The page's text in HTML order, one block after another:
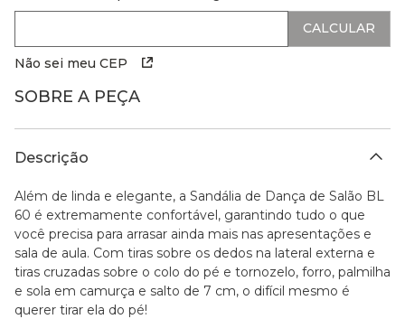
Não sei meu CEP
SOBRE A PEÇA
Descrição
Além de linda e elegante, a Sandália de Dança de Salão BL
60 é extremamente confortável, garantindo tudo o que
você precisa para arrasar ainda mais nas apresentações e
sala de aula. Com tiras sobre os dedos na lateral externa e
tiras cruzadas sobre o colo do pé e tornozelo, forro, palmilha
e sola em camurça e salto de 7 cm, o difícil mesmo é
querer tirar ela do pé!